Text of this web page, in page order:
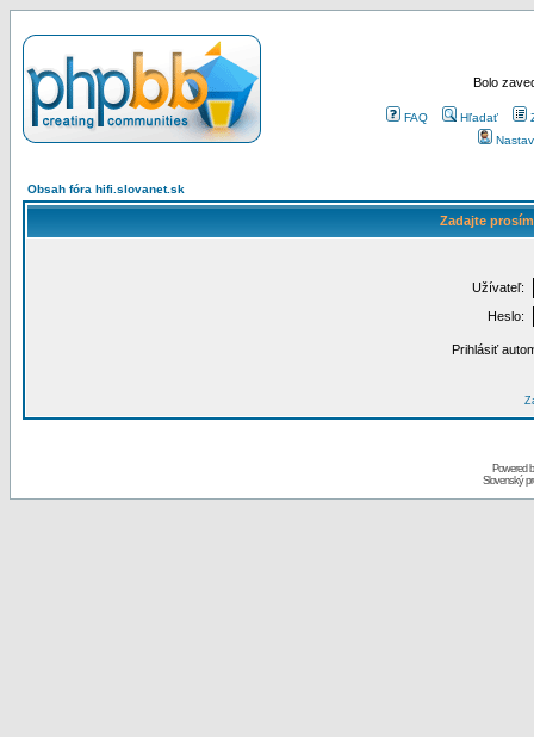
Bolo
FAQ Hľadať
Obsah fóra hifi.slovanet.sk
Zadajte
Užívateľ:
Heslo:
Prihlásiť
Powered
Slovenský